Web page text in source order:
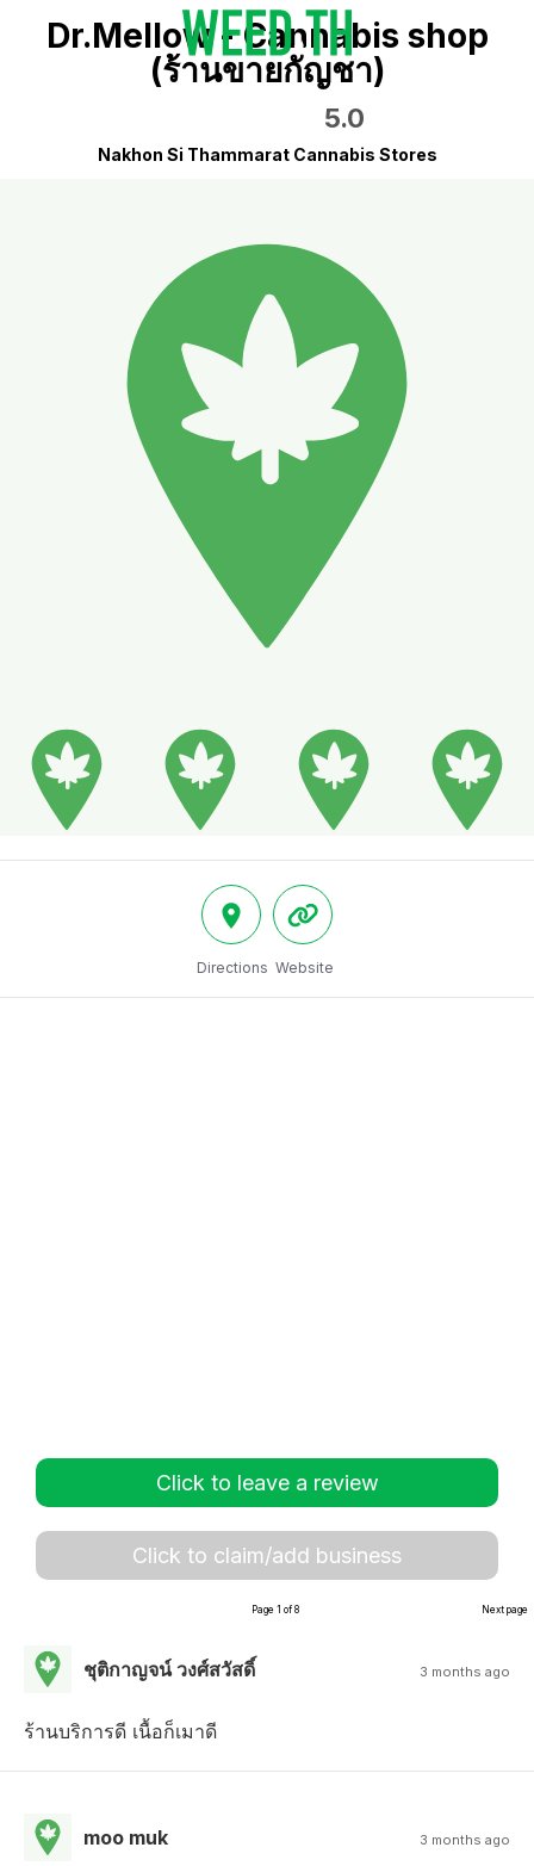
Dr.Mellow - Cannabis shop
(ร้านขายกัญชา)
5.0
Nakhon Si Thammarat Cannabis Stores
Directions Website
Click to leave a review
Click to claim/add business
Page 1 of 8 Next page
ชุติกาญจน์ วงศ์สวัสดิ์ 3 months ago
ร้านบริการดี เนื้อก็เมาดี
moo muk 3 months ago